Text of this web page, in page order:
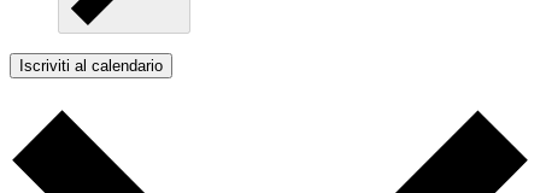
Iscriviti al calendario